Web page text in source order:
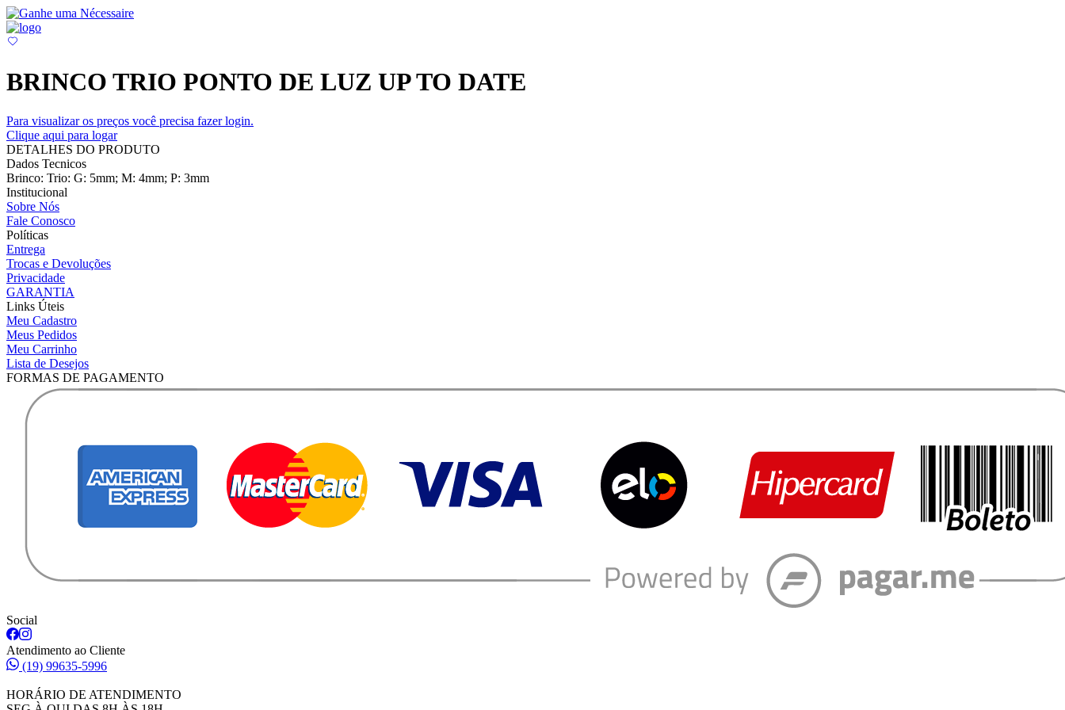
BRINCO TRIO PONTO DE LUZ UP TO DATE
Para visualizar os preços você precisa fazer login.
Clique aqui para logar
DETALHES DO PRODUTO
Dados Tecnicos
Brinco: Trio: G: 5mm; M: 4mm; P: 3mm
Institucional
Sobre Nós
Fale Conosco
Políticas
Entrega
Trocas e Devoluções
Privacidade
GARANTIA
Links Úteis
Meu Cadastro
Meus Pedidos
Meu Carrinho
Lista de Desejos
FORMAS DE PAGAMENTO
Social
Atendimento ao Cliente
(19) 99635-5996
HORÁRIO DE ATENDIMENTO